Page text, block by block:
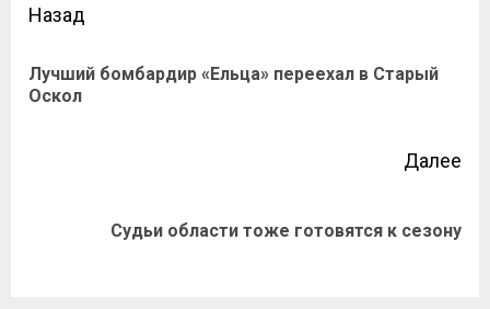
Назад
Лучший бомбардир «Ельца» переехал в Старый
Оскол
Далее
Судьи области тоже готовятся к сезону